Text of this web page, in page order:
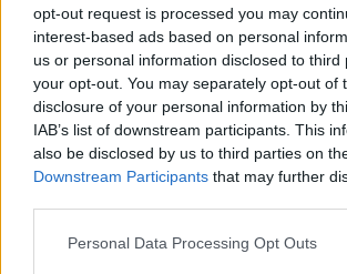
opt-out request is processed you may
interest-based ads based on personal
us or personal information disclosed to third
your opt-out. You may separately opt-out of
disclosure of your personal information by
IAB’s list of downstream participants. This
also be disclosed by us to third parties on
Downstream Participants that may further
Please note that this website/app uses one
Personal Data Processing Opt Outs
dalle 9 alle 18–Trattamento
– Olistica Energia – Laura +39
dalle 10 alle 12:30 –
Bike sul Monte Moro – San
dalle 10 alle 12:30 –Gita